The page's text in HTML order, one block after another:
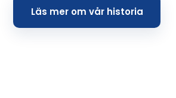
Läs mer om vår historia